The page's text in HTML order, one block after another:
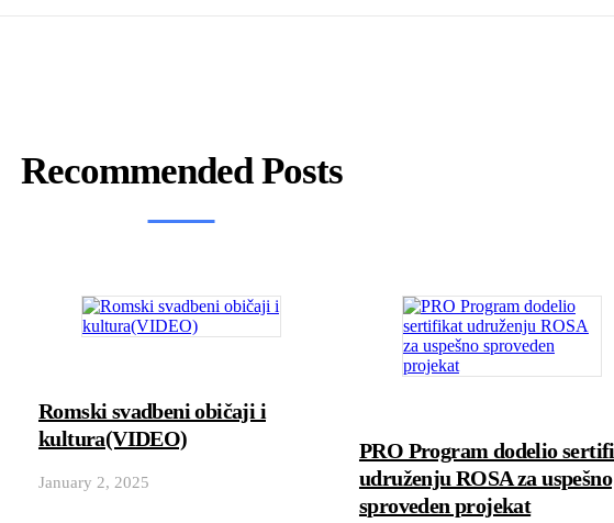
Recommended Posts
Romski svadbeni običaji i
kultura(VIDEO)
January 2, 2025
PRO Program dodelio
udruženju ROSA za uspešno
sproveden projekat